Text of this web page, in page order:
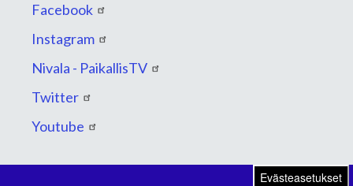
Facebook
Instagram
Nivala - PaikallisTV
Twitter
Youtube
Evästeasetukset